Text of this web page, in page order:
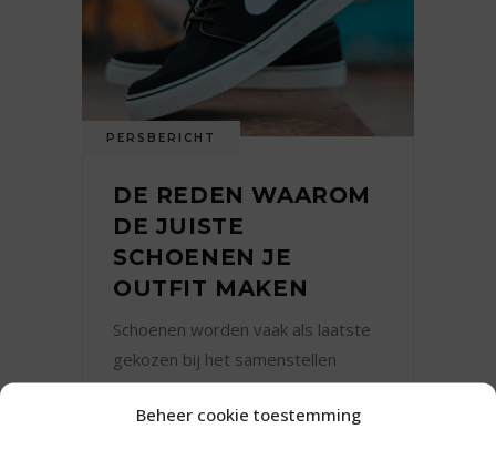
Beheer cookie toestemming
PERSBERICHT
DE REDEN WAAROM
DE JUISTE
SCHOENEN JE
OUTFIT MAKEN
Schoenen worden vaak als laatste
gekozen bij het samenstellen
23 september 2025